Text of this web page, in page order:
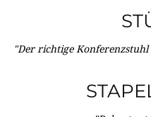
"Der richtige